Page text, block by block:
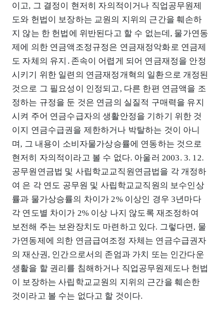
이고, 그 결정이 현저히 자의적이거나 직업공무원제
도와 헌법이 보장하는 교원의 지위의 근간을 훼손하
지 않는 한 헌법에 위반된다고 할 수 없는데, 물가연동
제에 의한 연금액조정규정은 연금재정악화로 연금제
도 자체의 유지․존속이 어렵게 되어 연금재정을 안정
시키기 위한 일련의 연금재정개혁의 일환으로 개정된
것으로 그 필요성이 인정되고, 다른 한편 연금액을 조
정하는 규정을 둔 것은 연금의 실질적 구매력을 유지
시켜 주어 연금수급자의 생활안정을 기하기 위한 것
이지 연금수급권을 제한하거나 박탈하는 것이 아니
며, 그 내용이 소비자물가상승률에 연동하는 것으로
현저히 자의적이라고 볼 수 없다. 아울러 2003. 3. 12.
공무원연금법 및 사립학교교직원연금법을 각 개정하
여 은 각 연도 공무원 및 사립학교교직원의 보수인상
률과 물가상승률의 차이가 2% 이상인 경우 3년마다
각 연도별 차이가 2% 이상 나지 않도록 재조정하여
보전해 주는 보완장치도 마련하고 있다. 그렇다면, 물
가연동제에 의한 연금급여조정 자체는 연금수급권자
의 재산권, 인간으로서의 존엄과 가치 또는 인간다운
생활을 할 권리를 침해하거나 직업공무원제도나 헌법
이 보장하는 사립학교교원의 지위의 근간을 훼손한
것이라고 볼 수는 없다고 할 것이다.